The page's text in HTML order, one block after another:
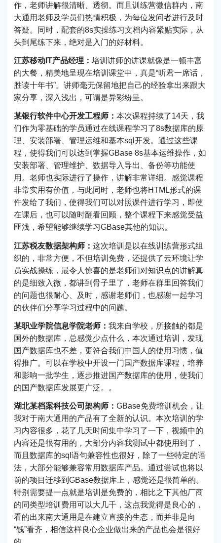
作，老师讲解很清晰、透彻。而且训练营微信群内，南
大通用老师及学员们热情积极，为每位发问者进行及时
答疑。同时，配套的8s实操练习文档内容紧贴实际，从
头到尾练下来，绝对是入门的好材料。
江苏移动IT产品经理： 培训讲师的讲课就像是一顿丰富
的大餐，精美地呈现在培训课堂中，真是“听君一席话，
胜读十年书”。讲师毫无保留地把自己的经验拿出来跟大
家分享，深入浅出，可谓是异彩纷呈。
某银行软件中心开发工程师： 本次课程持续了14天，我
们作为零基础的学员通过在线课程学习了8s数据库的原
理、安装部署、管理运维和基本sql开发。通过这些课
程，使得我们可以达到掌握GBase 8s基本运维操作，如
安装部署、管理维护、数据导入导出、备份等功能使
用。老师也实际进行了操作，讲解非常详细。感觉课程
非常实用有价值，与此同时，老师也将HTML形式的课
件发给了我们，使得我们可以对照课件进行学习，即使
在课后，也可以随时翻看回顾，整个课程下来感觉受益
匪浅，希望能够继续学习GBase其他的知识。
江苏税友数据架构师： 这次培训是以在线训练营形式组
织的，非常方便，不但培训免费，还提供了云环境让学
员实战操练，最令人惊喜的是老师们对知识点的讲解真
的是细致入微，都讲到骨子里了，老师在群里回答我们
的问题也很耐心、及时，感谢老师们，也感谢一起学习
的伙伴们分享学习过程中的问题。
某职业学院信息学院老师： 我来自学校，所接触的都是
国外的数据库，总感觉少点什么，本次通过培训，发现
国产数据库也不差，更符合我们中国人的使用习惯，值
得推广。可以在学校中开设一门国产数据库课程，培养
和影响一批学生，逐步推进国产数据库的使用，使我们
的国产数据库发展更广泛。。
湖北某档案科技公司架构师： GBase免费培训机会，让
我对于南大通用的产品有了全新的认识。本次培训的学
习内容很多，花了几天时间集中学习了一下，视频中的
内容还是很有用的，大部分内容我测试中都使用到了，
而且数据库的sql语句兼容性也很好，除了一些特定的语
法，大部分能够兼容常用数据库产品。通过尝试也将以
前的项目迁移到GBase数据库上，感觉还是很简单的。
特别需要提一点就是培训是免费的，相比之下其他厂商
的同类型培训费用可以大几千，这点我觉得是良心的，
看的出来南大通用是在建立直接的生态，而并非是向
“钱”看齐，相信这样良心企业做出来的产品也会是很好